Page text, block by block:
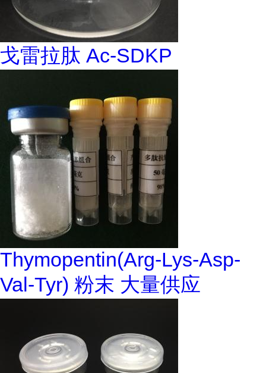
戈雷拉肽 Ac-SDKP
Thymopentin(Arg-Lys-Asp-
Val-Tyr) 粉末 大量供应